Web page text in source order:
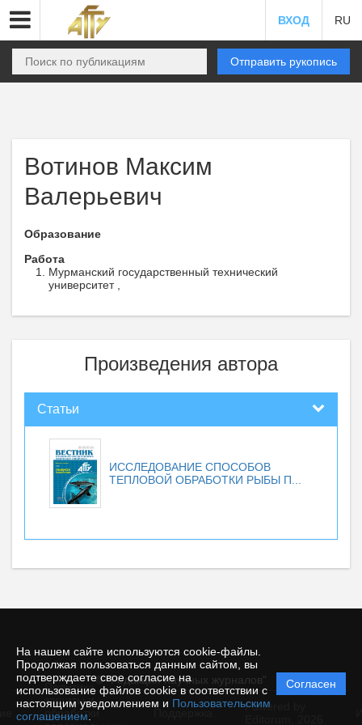
На нашем сайте используются cookie-файлы.
Продолжая пользоваться данным сайтом, вы
подтверждаете свое согласие на
использование файлов cookie в соответствии с
настоящим уведомлением и Пользовательским
соглашением
Согласен
ВХОД RU
Отправить рукопись
Вотинов Максим
Валерьевич
Образование
Работа
Мурманский государственный технический
университет ,
Произведения автора
Статьи
ИССЛЕДОВАНИЕ СПОСОБОВ
ТЕПЛОВОЙ ОБРАБОТКИ РЫБЫ П...
© "Редакция научных журналов"
Политика
защиты и
обработки
Powered by